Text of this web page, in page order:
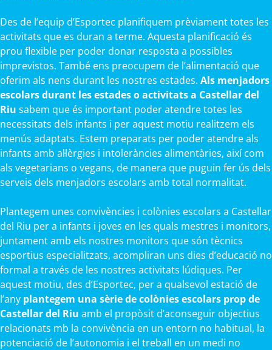
Des de l’equip d’Esportec planifiquem prèviament totes les
activitats que es duran a terme. Aquesta planificació és
prou flexible per poder donar resposta a possibles
imprevistos. També ens preocupem de l’alimentació que
oferim als nens durant les nostres estades. Als menjadors
escolars durant les estades o activitats a Castellar del
Riu sabem que és important poder atendre totes les
necessitats dels infants i per aquest motiu realitzem els
menús adaptats. Estem preparats per poder atendre als
infants amb al·lèrgies i intoleràncies alimentàries, així com
als vegetarians o vegans, de manera que puguin fer ús dels
serveis dels menjadors escolars amb total normalitat.
Plantegem unes convivències i colònies escolars a Castellar
del Riu per a infants i joves en les quals mestres i monitors,
juntament amb els nostres monitors que són tècnics
esportius especialitzats, acompliran uns dies d’educació no
formal a través de les nostres activitats lúdiques. Per
aquest motiu, des d’Esportec, per a qualsevol estació de
l’any plantegem una sèrie de colònies escolars prop de
Castellar del Riu amb el propòsit d’aconseguir objectius
relacionats mb la convivència en un entorn no habitual, la
potenciació de l’autonomia i el treball en un medi no